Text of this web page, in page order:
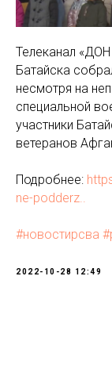
Телеканал
Батайска
несмотря на
специальной
участники
ветеранов
Подробнее:
ne-podderz..
#новостирсва
2022-10-28 12:49